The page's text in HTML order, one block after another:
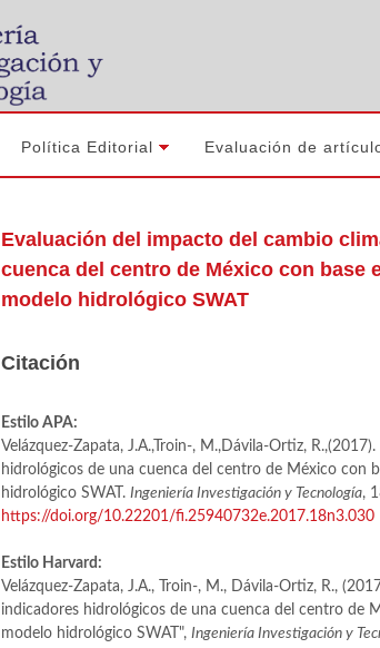
Política Editorial Evaluación de
Evaluación del impacto del cambio
cuenca del centro de México con base
modelo hidrológico SWAT
Citación
Estilo APA:
Velázquez-Zapata, J.A.,Troin-, M.,Dávila-Ortiz,
hidrológicos de una cuenca del centro de México con
hidrológico SWAT.Ingeniería Investigación y Tecnología,
https://doi.org/10.22201/fi.25940732e.2017.18n3.030
Estilo Harvard:
Velázquez-Zapata, J.A., Troin-, M., Dávila-Ortiz, R.,
indicadores hidrológicos de una cuenca del centro de
modelo hidrológico SWAT",Ingeniería Investigación y